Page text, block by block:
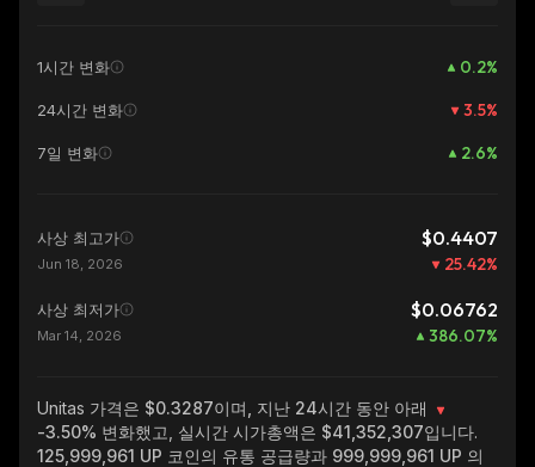
1시간 변화 0.2%
24시간 변화 3.5%
7일 변화 2.6%
사상 최고가 $0.4407
Jun 18, 2026 25.42%
사상 최저가 $0.06762
Mar 14, 2026 386.07%
Unitas 가격은 $0.3287이며, 지난 24시간 동안 아래
-3.50% 변화했고, 실시간 시가총액은 $41,352,307입니다.
125,999,961 UP 코인의 유통 공급량과 999,999,961 UP 의